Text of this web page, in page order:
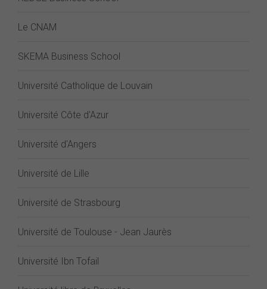
Le CNAM
SKEMA Business School
Université Catholique de Louvain
Université Côte d'Azur
Université d'Angers
Université de Lille
Université de Strasbourg
Université de Toulouse - Jean Jaurès
Université Ibn Tofail